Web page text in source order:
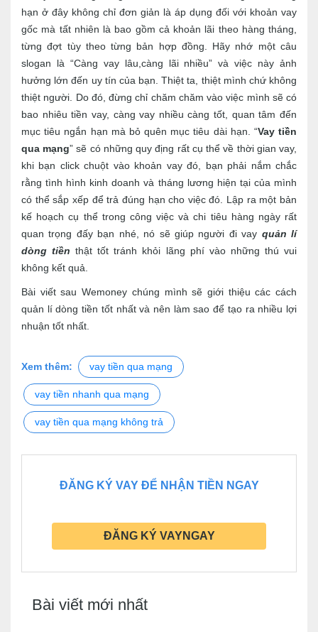
hạn ở đây không chỉ đơn giản là áp dụng đối với khoản vay
gốc mà tất nhiên là bao gồm cả khoản lãi theo hàng tháng,
từng đợt tùy theo từng bản hợp đồng. Hãy nhớ một câu
slogan là “Càng vay lâu,càng lãi nhiều” và việc này ảnh
hưởng lớn đến uy tín của bạn. Thiệt ta, thiệt mình chứ không
thiệt người. Do đó, đừng chỉ chăm chăm vào việc mình sẽ có
bao nhiêu tiền vay, càng vay nhiều càng tốt, quan tâm đến
mục tiêu ngắn hạn mà bỏ quên mục tiêu dài hạn. “Vay tiền
qua mạng” sẽ có những quy địng rất cụ thể về thời gian vay,
khi bạn click chuột vào khoản vay đó, bạn phải nắm chắc
rằng tình hình kinh doanh và tháng lương hiện tại của mình
có thể sắp xếp để trả đúng hạn cho việc đó. Lập ra một bản
kế hoạch cụ thể trong công việc và chi tiêu hàng ngày rất
quan trọng đấy bạn nhé, nó sẽ giúp người đi vay quản lí
dòng tiền thật tốt tránh khỏi lãng phí vào những thú vui
không kết quả.
Bài viết sau Wemoney chúng mình sẽ giới thiệu các cách
quản lí dòng tiền tốt nhất và nên làm sao để tạo ra nhiều lợi
nhuận tốt nhất.
Xem thêm: vay tiền qua mạng
vay tiền nhanh qua mạng
vay tiền qua mạng không trả
ĐĂNG KÝ VAY ĐỂ NHẬN TIỀN NGAY
ĐĂNG KÝ VAYNGAY
Bài viết mới nhất